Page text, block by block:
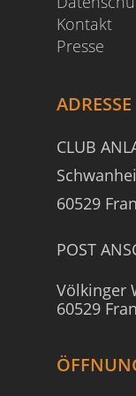
Kontakt
Presse
ADRESSE
CLUB
60529
POST
Völkinger
60529